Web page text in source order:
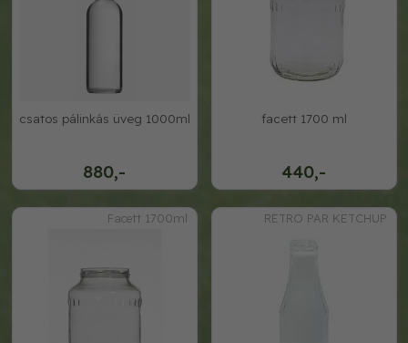
880,-
csatos pálinkás üveg 1000ml
440,-
facett 1700 ml
Facett 1700ml RETRO PAR KETCHUP